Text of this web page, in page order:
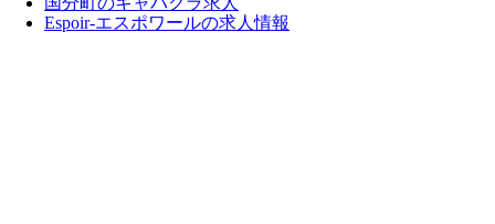
Espoir-エスポワールの求人情報